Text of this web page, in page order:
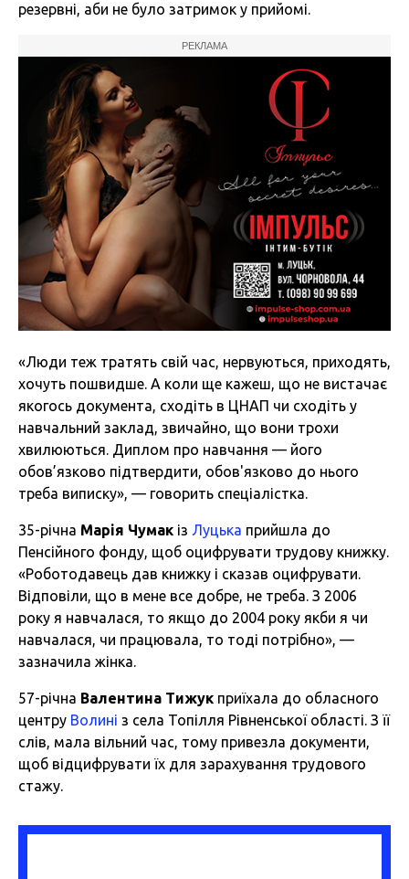
резервні, аби не було затримок у прийомі.
РЕКЛАМА
«Люди теж тратять свій час, нервуються, приходять,
хочуть пошвидше. А коли ще кажеш, що не вистачає
якогось документа, сходіть в ЦНАП чи сходіть у
навчальний заклад, звичайно, що вони трохи
хвилюються. Диплом про навчання — його
обов’язково підтвердити, обов'язково до нього
треба виписку», — говорить спеціалістка.
35-річна Марія Чумак із Луцька прийшла до
Пенсійного фонду, щоб оцифрувати трудову книжку.
«Роботодавець дав книжку і сказав оцифрувати.
Відповіли, що в мене все добре, не треба. З 2006
року я навчалася, то якщо до 2004 року якби я чи
навчалася, чи працювала, то тоді потрібно», —
зазначила жінка.
57-річна Валентина Тижук приїхала до обласного
центру Волині з села Топілля Рівненської області. З її
слів, мала вільний час, тому привезла документи,
щоб відцифрувати їх для зарахування трудового
стажу.